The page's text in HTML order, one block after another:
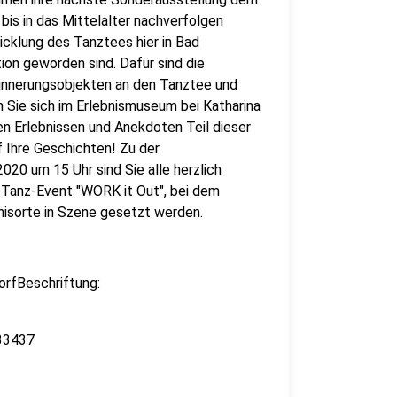
in das Mittelalter nachverfolgen
des Tanztees hier in Bad
geworden sind. Dafür sind die
an den Tanztee und
sich im Erlebnismuseum bei Katharina
Erlebnissen und Anekdoten Teil dieser
Geschichten! Zu der
um 15 Uhr sind Sie alle herzlich
Event "WORK it Out", bei dem
in Szene gesetzt werden.